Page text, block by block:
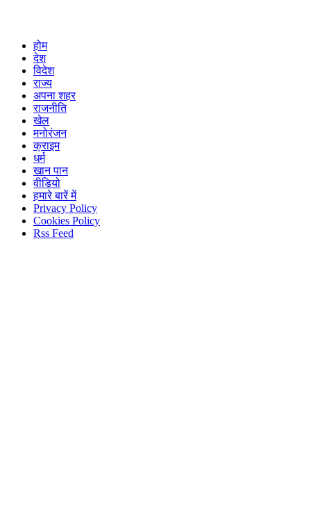
होम
देश
विदेश
राज्य
अपना शहर
राजनीति
खेल
मनोरंजन
क्राइम
धर्म
खान पान
वीडियो
हमारे बारें में
Privacy Policy
Cookies Policy
Rss Feed